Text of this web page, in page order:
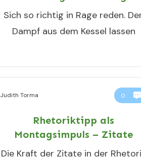
Sich so richtig in Rage reden.
Dampf aus dem Kessel lassen
Judith Torma 0
Rhetoriktipp als
Montagsimpuls – Zitate
Die Kraft der Zitate in der